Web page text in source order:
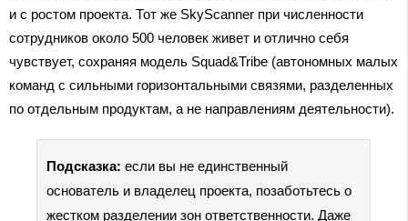
и с ростом проекта. Тот же SkyScanner при численности
сотрудников около 500 человек живет и отлично себя
чувствует, сохраняя модель Squad&Tribe (автономных малых
команд с сильными горизонтальными связями, разделенных
по отдельным продуктам, а не направлениям деятельности).
Подсказка: если вы не единственный
основатель и владелец проекта, позаботьтесь о
жестком разделении зон ответственности. Даже